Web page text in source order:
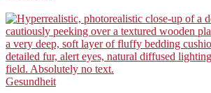
Gesundheit